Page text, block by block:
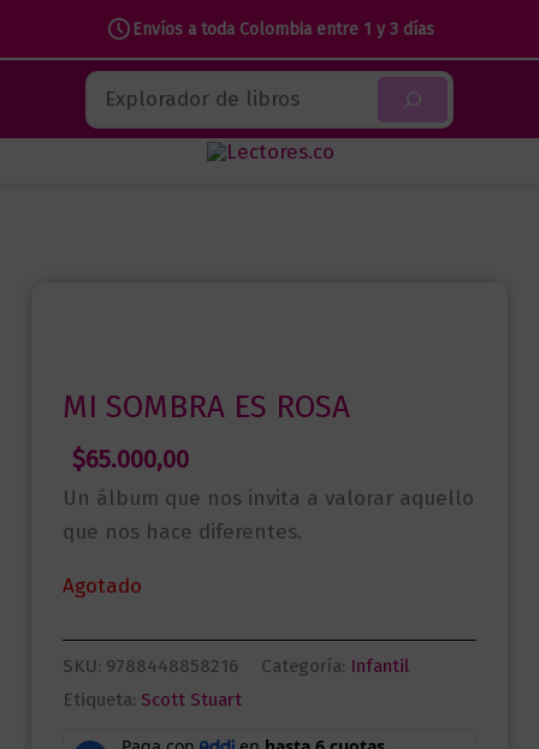
Envíos a toda Colombia entre 1 y 3 días
contenido
Buscar
MI SOMBRA ES ROSA
$65.000,00
Un álbum que nos invita a valorar aquello
que nos hace diferentes.
Agotado
SKU: 9788448858216 Categoría: Infantil
Etiqueta: Scott Stuart